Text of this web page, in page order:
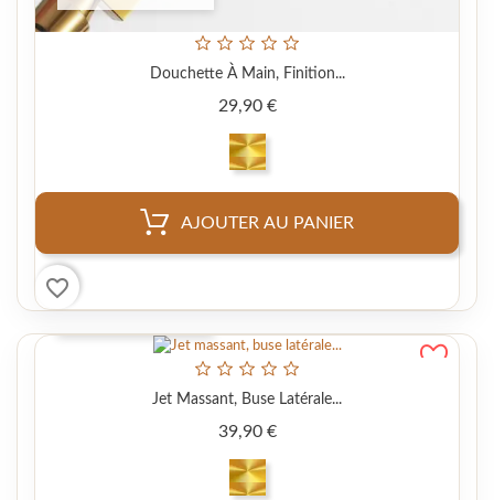
Douchette À Main, Finition...
29,90 €Prix
AJOUTER AU PANIER
favorite_border
APERÇU RAPIDE
Jet Massant, Buse Latérale...
39,90 €Prix